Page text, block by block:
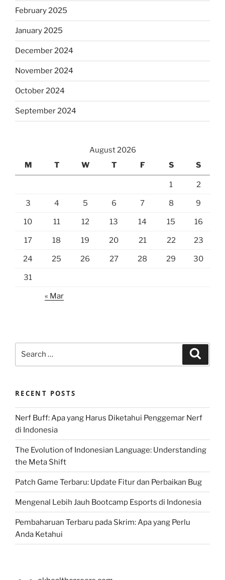
February 2025
January 2025
December 2024
November 2024
October 2024
September 2024
August 2026
M
T W T F S S
1 2
3 4 5 6 7 8 9
10 11 12 13 14 15 16
17 18 19 20 21 22 23
24 25 26 27 28 29 30
31
« Mar
RECENT POSTS
Nerf Buff: Apa yang Harus Diketahui Penggemar Nerf
di Indonesia
The Evolution of Indonesian Language: Understanding
the Meta Shift
Patch Game Terbaru: Update Fitur dan Perbaikan Bug
Mengenal Lebih Jauh Bootcamp Esports di Indonesia
Pembaharuan Terbaru pada Skrim: Apa yang Perlu
Anda Ketahui